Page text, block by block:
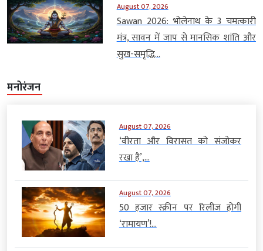
August 07, 2026
Sawan 2026: भोलेनाथ के 3 चमत्कारी
मंत्र, सावन में जाप से मानसिक शांति और
सुख-समृद्धि...
मनोरंजन
August 07, 2026
‘वीरता और विरासत को संजोकर
रखा है’,...
August 07, 2026
50 हजार स्क्रीन पर रिलीज होगी
‘रामायण’!...